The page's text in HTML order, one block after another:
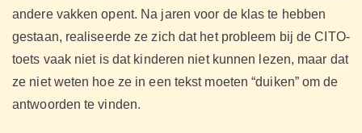
andere vakken opent. Na jaren voor de klas te hebben
gestaan, realiseerde ze zich dat het probleem bij de CITO-
toets vaak niet is dat kinderen niet kunnen lezen, maar dat
ze niet weten hoe ze in een tekst moeten “duiken” om de
antwoorden te vinden.